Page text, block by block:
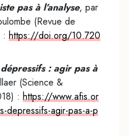
pas à l’analyse, par
(Revue de
: https://doi.org/10.720
: agir pas à
(Science &
: https://www.afis.or
depressifs-agir-pas-a-p